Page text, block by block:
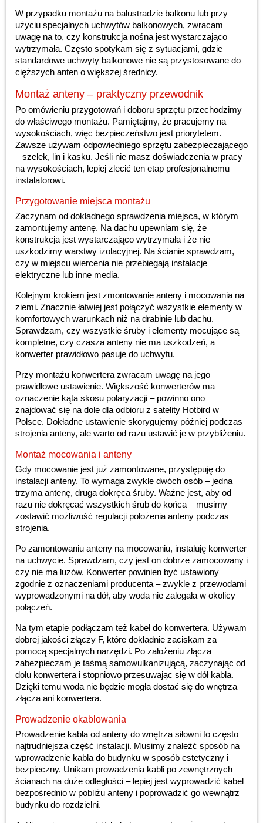
W przypadku montażu na balustradzie balkonu lub przy
użyciu specjalnych uchwytów balkonowych, zwracam
uwagę na to, czy konstrukcja nośna jest wystarczająco
wytrzymała. Często spotykam się z sytuacjami, gdzie
standardowe uchwyty balkonowe nie są przystosowane do
cięższych anten o większej średnicy.
Montaż anteny – praktyczny przewodnik
Po omówieniu przygotowań i doboru sprzętu przechodzimy
do właściwego montażu. Pamiętajmy, że pracujemy na
wysokościach, więc bezpieczeństwo jest priorytetem.
Zawsze używam odpowiedniego sprzętu zabezpieczającego
– szelek, lin i kasku. Jeśli nie masz doświadczenia w pracy
na wysokościach, lepiej zlecić ten etap profesjonalnemu
instalatorowi.
Przygotowanie miejsca montażu
Zaczynam od dokładnego sprawdzenia miejsca, w którym
zamontujemy antenę. Na dachu upewniam się, że
konstrukcja jest wystarczająco wytrzymała i że nie
uszkodzimy warstwy izolacyjnej. Na ścianie sprawdzam,
czy w miejscu wiercenia nie przebiegają instalacje
elektryczne lub inne media.
Kolejnym krokiem jest zmontowanie anteny i mocowania na
ziemi. Znacznie łatwiej jest połączyć wszystkie elementy w
komfortowych warunkach niż na drabinie lub dachu.
Sprawdzam, czy wszystkie śruby i elementy mocujące są
kompletne, czy czasza anteny nie ma uszkodzeń, a
konwerter prawidłowo pasuje do uchwytu.
Przy montażu konwertera zwracam uwagę na jego
prawidłowe ustawienie. Większość konwerterów ma
oznaczenie kąta skosu polaryzacji – powinno ono
znajdować się na dole dla odbioru z satelity Hotbird w
Polsce. Dokładne ustawienie skorygujemy później podczas
strojenia anteny, ale warto od razu ustawić je w przybliżeniu.
Montaż mocowania i anteny
Gdy mocowanie jest już zamontowane, przystępuję do
instalacji anteny. To wymaga zwykle dwóch osób – jedna
trzyma antenę, druga dokręca śruby. Ważne jest, aby od
razu nie dokręcać wszystkich śrub do końca – musimy
zostawić możliwość regulacji położenia anteny podczas
strojenia.
Po zamontowaniu anteny na mocowaniu, instaluję konwerter
na uchwycie. Sprawdzam, czy jest on dobrze zamocowany i
czy nie ma luzów. Konwerter powinien być ustawiony
zgodnie z oznaczeniami producenta – zwykle z przewodami
wyprowadzonymi na dół, aby woda nie zalegała w okolicy
połączeń.
Na tym etapie podłączam też kabel do konwertera. Używam
dobrej jakości złączy F, które dokładnie zaciskam za
pomocą specjalnych narzędzi. Po założeniu złącza
zabezpieczam je taśmą samowulkanizującą, zaczynając od
dołu konwertera i stopniowo przesuwając się w dół kabla.
Dzięki temu woda nie będzie mogła dostać się do wnętrza
złącza ani konwertera.
Prowadzenie okablowania
Prowadzenie kabla od anteny do wnętrza siłowni to często
najtrudniejsza część instalacji. Musimy znaleźć sposób na
wprowadzenie kabla do budynku w sposób estetyczny i
bezpieczny. Unikam prowadzenia kabli po zewnętrznych
ścianach na duże odległości – lepiej jest wyprowadzić kabel
bezpośrednio w pobliżu anteny i poprowadzić go wewnątrz
budynku do rozdzielni.